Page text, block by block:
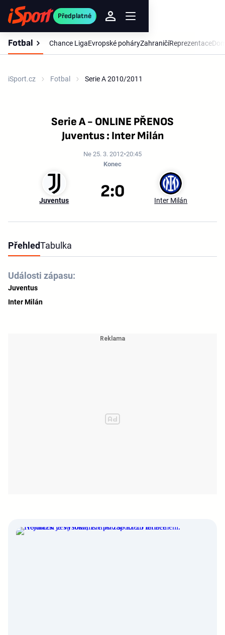
Předplatné
Fotbal Chance LigaEvropské poháryZahraničíReprezentace
iSport.cz Fotbal Serie A 2010/2011
Serie A - ONLINE PŘENOS
Juventus : Inter Milán
Ne 25. 3. 2012 20:45
Konec
Juventus Inter Milán
2:0
PřehledTabulka
Události zápasu:
Juventus
Inter Milán